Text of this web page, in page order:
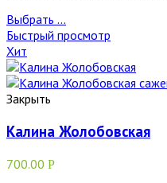
Выбрать ...
Быстрый просмотр
Хит
Закрыть
Калина Жолобовская
700.00 Р